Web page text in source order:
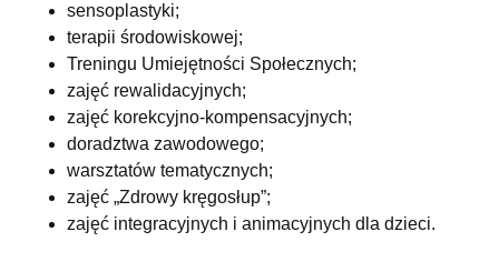
sensoplastyki;
terapii środowiskowej;
Treningu Umiejętności Społecznych;
zajęć rewalidacyjnych;
zajęć korekcyjno-kompensacyjnych;
doradztwa zawodowego;
warsztatów tematycznych;
zajęć „Zdrowy kręgosłup”;
zajęć integracyjnych i animacyjnych dla dzieci.